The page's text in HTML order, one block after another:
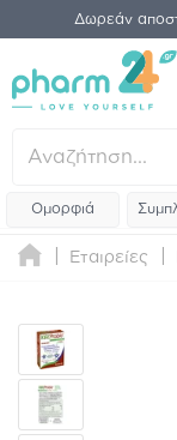
Δωρεάν
Ομορφιά
Εταιρείες